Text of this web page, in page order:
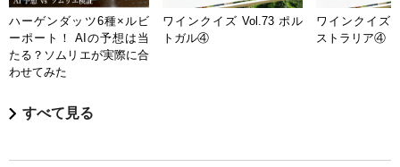
ハーゲンダッツ6種×ルビ
ーポート！ AIの予想は当
たる？ソムリエが実際に合
わせてみた
ワインクイズ Vol.73 ポル
トガル④
ワインクイズ
ストラリア④
すべて見る